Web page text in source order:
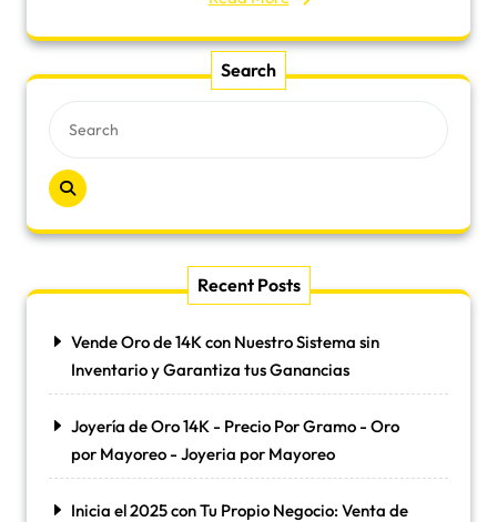
Search
Recent Posts
Vende Oro de 14K con Nuestro Sistema sin
Inventario y Garantiza tus Ganancias
Joyería de Oro 14K - Precio Por Gramo - Oro
por Mayoreo - Joyeria por Mayoreo
Inicia el 2025 con Tu Propio Negocio: Venta de